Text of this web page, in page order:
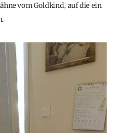
vom Goldkind, auf die ein